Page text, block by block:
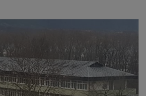
e
b
o
o
k